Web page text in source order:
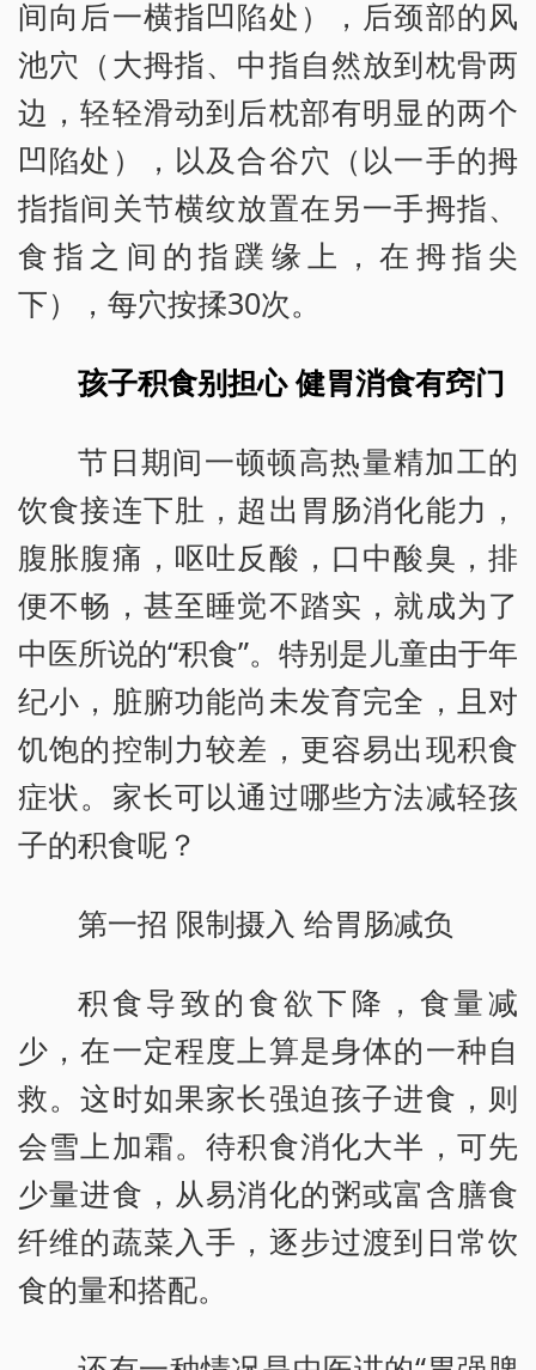
间向后一横指凹陷处），后颈部的风
池穴（大拇指、中指自然放到枕骨两
边，轻轻滑动到后枕部有明显的两个
凹陷处），以及合谷穴（以一手的拇
指指间关节横纹放置在另一手拇指、
食指之间的指蹼缘上，在拇指尖
下），每穴按揉30次。
孩子积食别担心 健胃消食有窍门
节日期间一顿顿高热量精加工的
饮食接连下肚，超出胃肠消化能力，
腹胀腹痛，呕吐反酸，口中酸臭，排
便不畅，甚至睡觉不踏实，就成为了
中医所说的“积食”。特别是儿童由于年
纪小，脏腑功能尚未发育完全，且对
饥饱的控制力较差，更容易出现积食
症状。家长可以通过哪些方法减轻孩
子的积食呢？
第一招 限制摄入 给胃肠减负
积食导致的食欲下降，食量减
少，在一定程度上算是身体的一种自
救。这时如果家长强迫孩子进食，则
会雪上加霜。待积食消化大半，可先
少量进食，从易消化的粥或富含膳食
纤维的蔬菜入手，逐步过渡到日常饮
食的量和搭配。